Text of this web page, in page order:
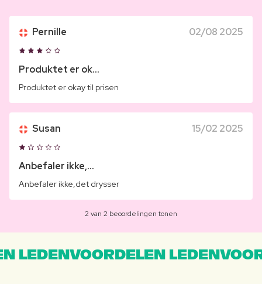
Pernille 02/08 2025
Produktet er ok...
Produktet er okay til prisen
Susan 15/02 2025
Anbefaler ikke,...
Anbefaler ikke,det drysser
2 van 2 beoordelingen tonen
LEDENVOORDELEN